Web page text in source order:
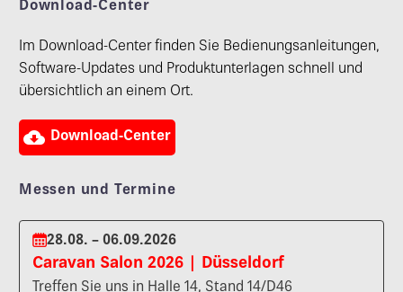
Download-Center
Im Download-Center finden Sie Bedienungsanleitungen,
Software-Updates und Produktunterlagen schnell und
übersichtlich an einem Ort.
 Download-Center
Messen und Termine
28.08. – 06.09.2026
Caravan Salon 2026 | Düsseldorf
Treffen Sie uns in Halle 14, Stand 14/D46